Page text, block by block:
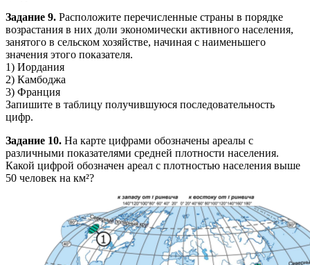
Задание 9. Расположите перечисленные страны в порядке
возрастания в них доли экономически активного населения,
занятого в сельском хозяйстве, начиная с наименьшего
значения этого показателя.
1) Иордания
2) Камбоджа
3) Франция
Запишите в таблицу получившуюся последовательность
цифр.
Задание 10. На карте цифрами обозначены ареалы с
различными показателями средней плотности населения.
Какой цифрой обозначен ареал с плотностью населения выше
50 человек на км²?